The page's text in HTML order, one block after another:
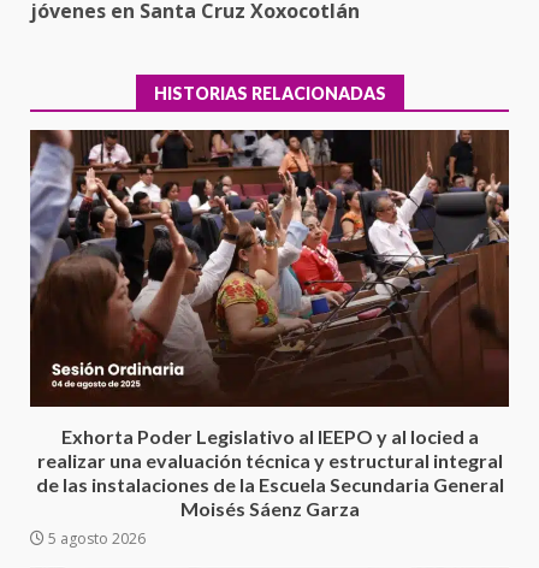
jóvenes en Santa Cruz Xoxocotlán
HISTORIAS RELACIONADAS
Exhorta Poder Legislativo al IEEPO y al Iocied a
realizar una evaluación técnica y estructural integral
de las instalaciones de la Escuela Secundaria General
Moisés Sáenz Garza
5 agosto 2026
3
Encuentro de Ariadna Montiel
con el Gobernador Salomón Jara
Cruz reafirma la consolidación
de la transformación en
territorio oaxaqueño
30 julio 2026